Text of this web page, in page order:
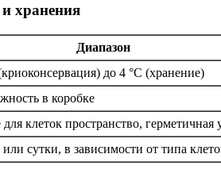
хранения
Диапазон
до 4 °C (хранение)
в коробке
для клеток пространство, герметичная
сутки, в зависимости от типа